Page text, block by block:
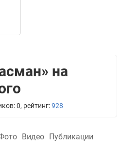
на
0, рейтинг:928
Видео Публикации